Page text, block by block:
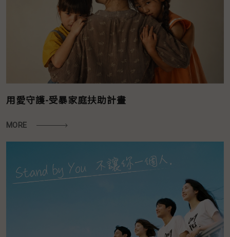
用愛守護-受暴家庭扶助計畫
MORE